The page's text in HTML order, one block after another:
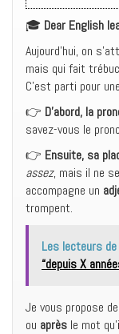
🎓 Dear English
Aujourd’hui, on
mais qui fait
C’est parti pour
👉 D’abord, la
savez-vous le
👉 Ensuite, sa
assez, mais il ne
accompagne un
trompent.
Les lecteurs
“depuis X
Je vous propose
ou après le mot